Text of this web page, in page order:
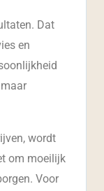
Dat
en
wordt
om moeilijk
Voor